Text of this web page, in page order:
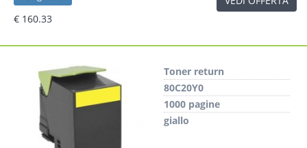
€ 160.33
Toner return
80C20Y0
1000 pagine
giallo